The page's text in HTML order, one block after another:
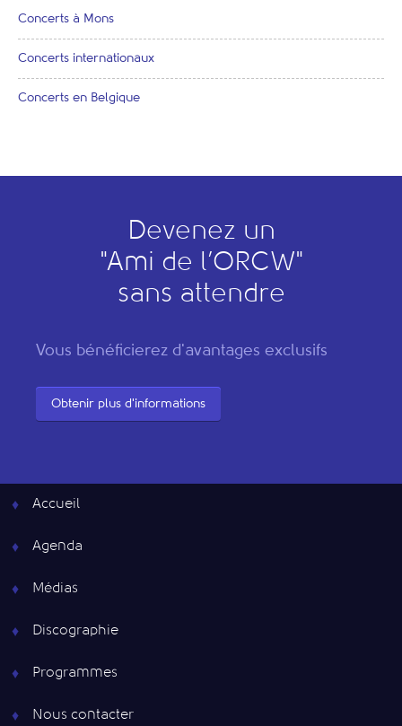
Concerts à Mons
Concerts internationaux
Concerts en Belgique
Devenez un
"Ami de l’ORCW"
sans attendre
Vous bénéficierez d'avantages exclusifs
Obtenir plus d'informations
Accueil
Agenda
Médias
Discographie
Programmes
Nous contacter